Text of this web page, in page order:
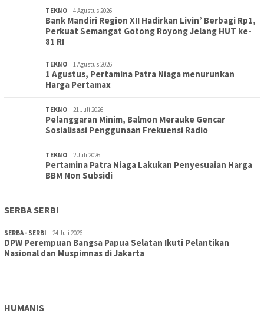
TEKNO 4 Agustus 2026
Bank Mandiri Region XII Hadirkan Livin’ Berbagi Rp1,
Perkuat Semangat Gotong Royong Jelang HUT ke-
81 RI
TEKNO 1 Agustus 2026
1 Agustus, Pertamina Patra Niaga menurunkan
Harga Pertamax
TEKNO 21 Juli 2026
Pelanggaran Minim, Balmon Merauke Gencar
Sosialisasi Penggunaan Frekuensi Radio
TEKNO 2 Juli 2026
Pertamina Patra Niaga Lakukan Penyesuaian Harga
BBM Non Subsidi
SERBA SERBI
SERBA - SERBI 24 Juli 2026
DPW Perempuan Bangsa Papua Selatan Ikuti Pelantikan
Nasional dan Muspimnas di Jakarta
TOPIK 30 Juli 2026
Wujudkan Sekolah Adiwiyata:SD Inpres Polder Merauke
HUMANIS